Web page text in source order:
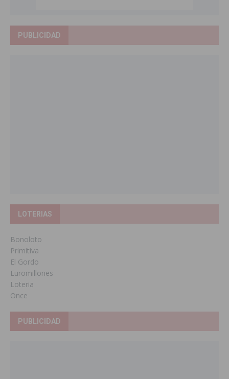
PUBLICIDAD
LOTERIAS
Bonoloto
Primitiva
El Gordo
Euromillones
Loteria
Once
PUBLICIDAD